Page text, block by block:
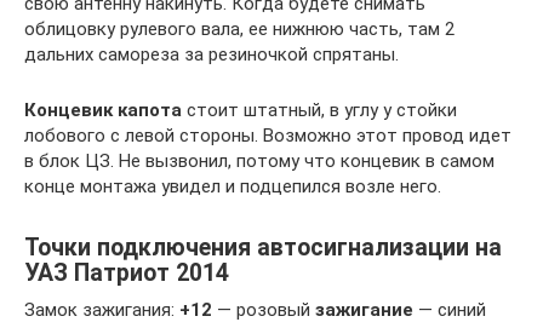
облицовку рулевого вала, ее нижнюю часть, там 2
дальних самореза за резиночкой спрятаны.
Концевик капота стоит штатный, в углу у стойки
лобового с левой стороны. Возможно этот провод идет
в блок ЦЗ. Не вызвонил, потому что концевик в самом
конце монтажа увидел и подцепился возле него.
Точки подключения автосигнализации на
УАЗ Патриот 2014
Замок зажигания: +12 — розовый зажигание — синий